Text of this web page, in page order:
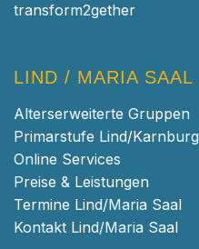
transform2gether
LIND / MARIA SAAL
Alterserweiterte Gruppen
Primarstufe Lind/Karnburg
Online Services
Preise & Leistungen
Termine Lind/Maria Saal
Kontakt Lind/Maria Saal